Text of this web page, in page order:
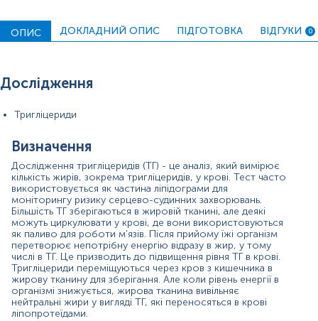
(ЛПВЩ). Норма ТГ — менше 150 мг/дл. Загалом
здоровий рівень ліпідів допомагає підтримувати
особливо калорій, отриманих із простих вуглеводів,
включаючи солодку їжу, рівень тригліцеридів у крові
дисліпідемії. Цей стан може виникнути разом з іншими
порушеннями ліпідів, такими як високий рівень
холестерину в крові або низький рівень холестерину
ЛПВЩ, або як частина метаболічного синдрому.
Високий рівень ТГ у крові зазвичай не викликає жодних
симптомів, але з часом він може вплинути на ваші
артерії та збільшити ризик серцево-судинних
захворювань. Високий рівень тригліцеридів у крові
може спричинити гострий панкреатит, який є запальним
захворюванням підшлункової залози. Корекція
способу життя може допомогти знизити ризик
гіпертригліцеридемії та зменшити ризик серцево-
судинних захворювань.
ОПИС ДОКЛАДНИЙ ОПИС ПІДГОТОВКА ВІДГУКИ 0
Дослідження
Тригліцериди
Визначення
Дослідження тригліцеридів (ТГ) - це аналіз, який вимірює
кількість жирів, зокрема тригліцеридів, у крові. Тест часто
використовується як частина ліпідограми для
моніторингу ризику серцево-судинних захворювань.
Більшість ТГ зберігаються в жировій тканині, але деякі
можуть циркулювати у крові, де вони використовуються
як паливо для роботи м'язів. Після прийому їжі організм
перетворює непотрібну енергію відразу в жир, у тому
числі в ТГ. Це призводить до підвищення рівня ТГ в крові.
Тригліцериди переміщуються через кров з кишечника в
жирову тканину для зберігання. Але коли рівень енергії в
організмі знижується, жирова тканина вивільняє
нейтральні жири у вигляді ТГ, які переносяться в крові
ліпопротеїдами.